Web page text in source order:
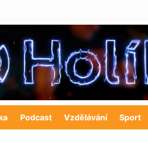
Podcast Vzdělávání Sport